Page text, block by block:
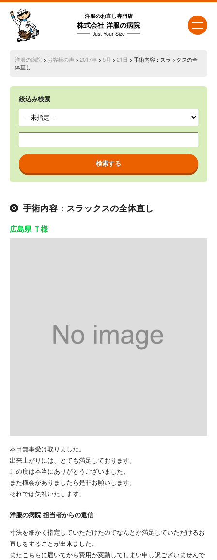
洋服のお直し専門店
株式会社 洋服の病院
Just Your Size
洋服の病院 > お客様の声> 2017年 > 5月 > 21日 > 手術内容：スラックスの全
体直し
絞込み検索
手術内容：スラックスの全体直し
広島県 Ｔ様
本日無事受け取りました。
出来上がりには、とても満足しております。
この度は本当にありがとうございました。
また機会がありましたら是非お願いします。
それでは失礼いたします。
洋服の病院 担当者からの返信
寸法を細かく指定していただけたのでなんとか満足していただけるお
直しをすることが出来ました。
またこちらに届いてから費用が変動してしまい申し訳ございませんで